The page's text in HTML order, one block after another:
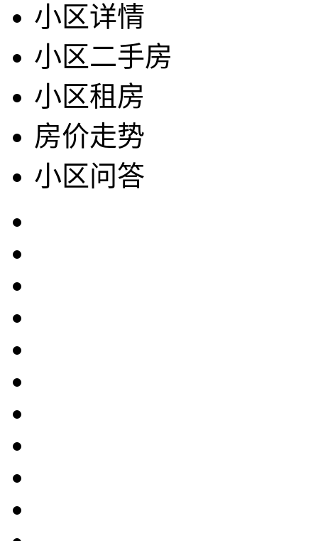
小区详情
小区二手房
小区租房
房价走势
小区问答